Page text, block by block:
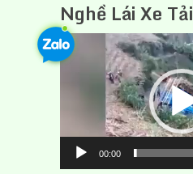
Nghề Lái Xe Tải
Trình
chơi
00:00